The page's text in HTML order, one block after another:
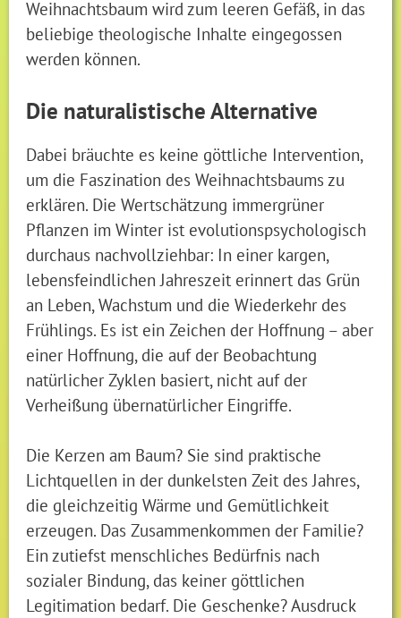
Weihnachtsbaum wird zum leeren Gefäß, in das
beliebige theologische Inhalte eingegossen
werden können.
Die naturalistische Alternative
Dabei bräuchte es keine göttliche Intervention,
um die Faszination des Weihnachtsbaums zu
erklären. Die Wertschätzung immergrüner
Pflanzen im Winter ist evolutionspsychologisch
durchaus nachvollziehbar: In einer kargen,
lebensfeindlichen Jahreszeit erinnert das Grün
an Leben, Wachstum und die Wiederkehr des
Frühlings. Es ist ein Zeichen der Hoffnung – aber
einer Hoffnung, die auf der Beobachtung
natürlicher Zyklen basiert, nicht auf der
Verheißung übernatürlicher Eingriffe.
Die Kerzen am Baum? Sie sind praktische
Lichtquellen in der dunkelsten Zeit des Jahres,
die gleichzeitig Wärme und Gemütlichkeit
erzeugen. Das Zusammenkommen der Familie?
Ein zutiefst menschliches Bedürfnis nach
sozialer Bindung, das keiner göttlichen
Legitimation bedarf. Die Geschenke? Ausdruck